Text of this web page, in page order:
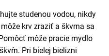
studenou vodou, nikdy
krv zraziť a škvrna sa
môže pracie mydlo
Pri bielej bielizni